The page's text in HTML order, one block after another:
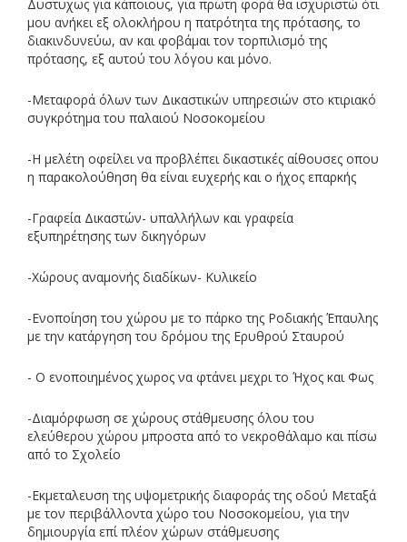
Δυστυχως για κάποιους, για πρωτη φορά θα ισχυριστώ ότι
μου ανήκει εξ ολοκλήρου η πατρότητα της πρότασης, το
διακινδυνεύω, αν και φοβάμαι τον τορπιλισμό της
πρότασης, εξ αυτού του λόγου και μόνο.
-Μεταφορά όλων των Δικαστικών υπηρεσιών στο κτιριακό
συγκρότημα του παλαιού Νοσοκομείου
-Η μελέτη οφείλει να προβλέπει δικαστικές αίθουσες οπου
η παρακολούθηση θα είναι ευχερής και ο ήχος επαρκής
-Γραφεία Δικαστών- υπαλλήλων και γραφεία
εξυπηρέτησης των δικηγόρων
-Χώρους αναμονής διαδίκων- Κυλικείο
-Ενοποίηση του χώρου με το πάρκο της Ροδιακής Έπαυλης
με την κατάργηση του δρόμου της Ερυθρού Σταυρού
- Ο ενοποιημένος χωρος να φτάνει μεχρι το Ήχος και Φως
-Διαμόρφωση σε χώρους στάθμευσης όλου του
ελεύθερου χώρου μπροστα από το νεκροθάλαμο και πίσω
από το Σχολείο
-Εκμεταλευση της υψομετρικής διαφοράς της οδού Μεταξά
με τον περιβάλλοντα χώρο του Νοσοκομείου, για την
δημιουργία επί πλέον χώρων στάθμευσης